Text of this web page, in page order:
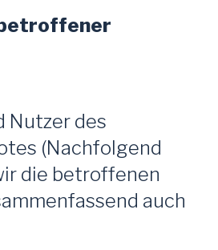
Nutzer des
(Nachfolgend
die betroffenen
auch